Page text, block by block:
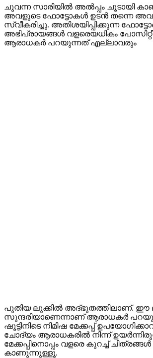
ചുവന്ന സാരിയിൽ അൽപ്പം ചൂടായി
അവളുടെ ഫോട്ടോകൾ ഉടൻ തന്നെ
സ്വീകരിച്ചു. അതിശയിപ്പിക്കുന്ന
അഭിപ്രായങ്ങൾ വളരെയധികം
ആരാധകർ പറയുന്നത് എല്ലാവരും
പുതിയ ലുക്കിൽ അദ്ഭുതത്തിലാണ്. ഈ
സുന്ദരിയാണെന്നാണ് ആരാധകർ
ഷൂട്ടിനിടെ നിമിഷ മേക്കപ്പ്
ചോദ്യം ആരാധകരിൽ നിന്ന്
മേക്കപ്പിനൊപ്പം വളരെ കുറച്ച് ചിത്രങ്ങൾ
കാണുന്നുള്ളൂ.